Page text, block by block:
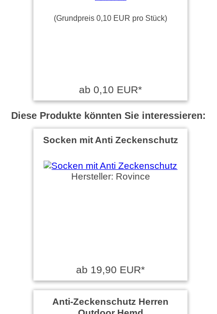
(Grundpreis 0,10 EUR pro Stück)
ab 0,10 EUR*
Diese Produkte könnten Sie interessieren:
Socken mit Anti Zeckenschutz
Hersteller: Rovince
ab 19,90 EUR*
Anti-Zeckenschutz Herren